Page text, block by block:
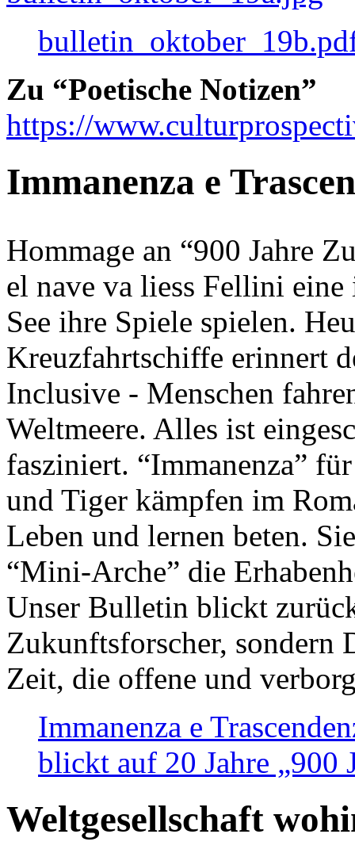
Zu “Poetische Notizen”
https://
Immanenza e
Hommage an “900 Jahre
el nave va liess Fellini
See ihre Spiele spielen.
Kreuzfahrtschiffe erinnert
Inclusive - Menschen
Weltmeere. Alles ist
fasziniert. “Immanenza”
und Tiger kämpfen im
Leben und lernen beten.
“Mini-Arche” die
Unser Bulletin blickt
Zukunftsforscher, sondern
Zeit, die offene und
Immanenza e
blickt auf 20 Jahre „900
Weltgesellschaft